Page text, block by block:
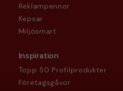
Reklampennor
Kepsar
Miljösmart
Inspiration
Topp 50 Profilprodukter
Företagsgåvor